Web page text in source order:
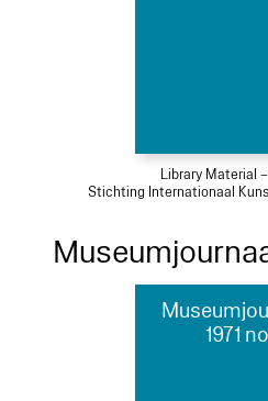
Library Material
Stichting Internationaal
1971